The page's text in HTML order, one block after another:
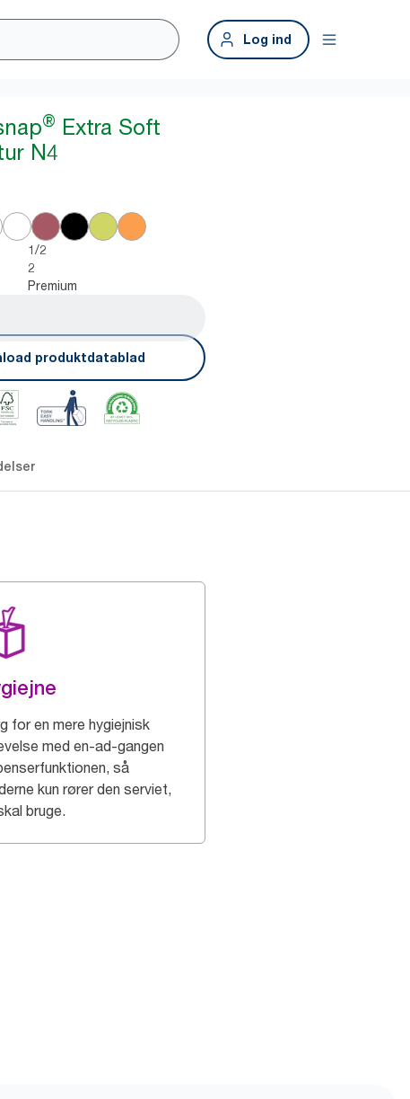
Log ind
® Extra Soft
N4
1/2
2
Premium
produktdatablad
for en mere hygiejnisk
med en-ad-gangen
så
kun rører den serviet,
bruge.